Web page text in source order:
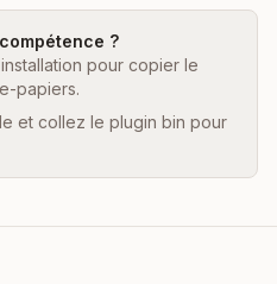
?
pour copier le
papiers.
et collez le plugin bin pour